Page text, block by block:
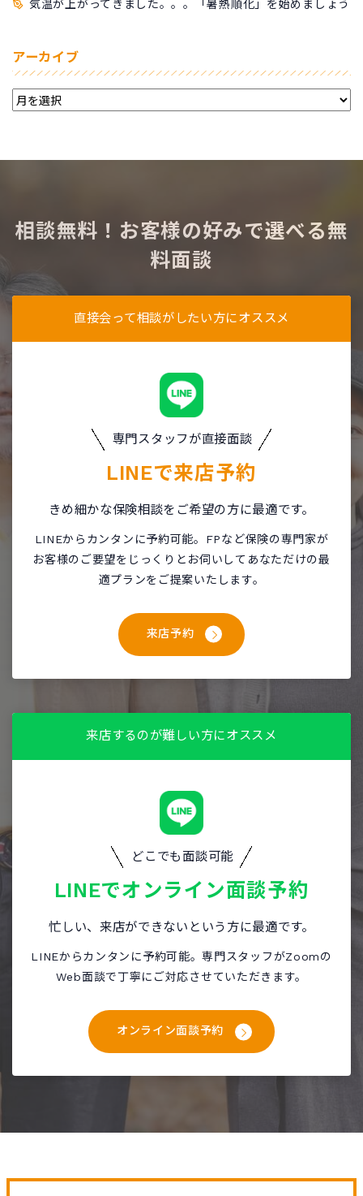
気温が上がってきました。。。「暑熱順化」を始めましょう
アーカイブ
相談無料！お客様の好みで選べる無
料面談
直接会って相談がしたい方にオススメ
専門スタッフが直接面談
LINEで来店予約
きめ細かな保険相談をご希望の方に最適です。
LINEからカンタンに予約可能。FPなど保険の専門家が
お客様のご要望をじっくりとお伺いしてあなただけの最
適プランをご提案いたします。
来店予約
来店するのが難しい方にオススメ
どこでも面談可能
LINEでオンライン面談予約
忙しい、来店ができないという方に最適です。
LINEからカンタンに予約可能。専門スタッフがZoomの
Web面談で丁寧にご対応させていただきます。
オンライン面談予約